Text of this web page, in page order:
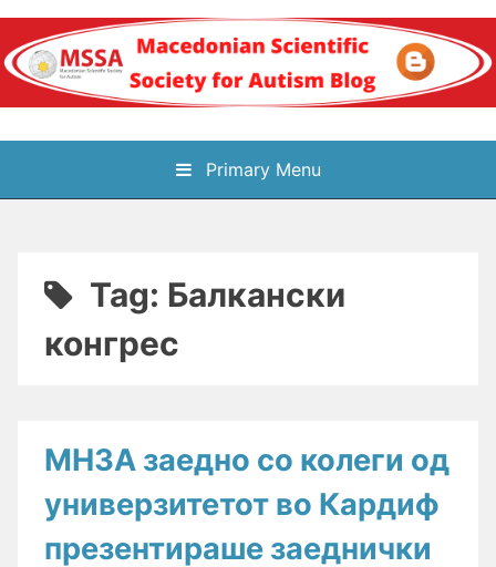
Skip
content
Блог на
Македонското научно
здружение за
аутизам
Primary Menu
Tag: Балкански
конгрес
МНЗА заедно со колеги од
универзитетот во Кардиф
презентираше заеднички